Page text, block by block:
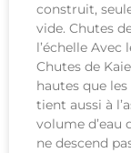
construit,
vide. Chutes
l’échelle Avec
Chutes de
hautes que
tient aussi à
volume d’eau
ne descend